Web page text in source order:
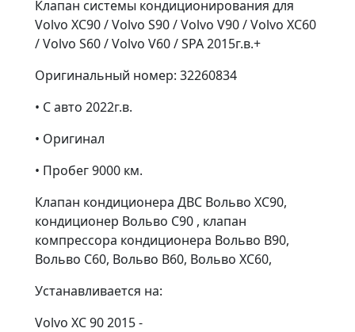
Клапан системы кондиционирования для
Volvo XC90 / Volvo S90 / Volvo V90 / Volvo XC60
/ Volvo S60 / Volvo V60 / SPA 2015г.в.+
Оригинальный номер: 32260834
• С авто 2022г.в.
• Оригинал
• Пробег 9000 км.
Клапан кондиционера ДВС Вольво ХС90,
кондиционер Вольво С90 , клапан
компрессора кондиционера Вольво В90,
Вольво С60, Вольво В60, Вольво ХС60,
Устанавливается на:
Volvo XC 90 2015 -